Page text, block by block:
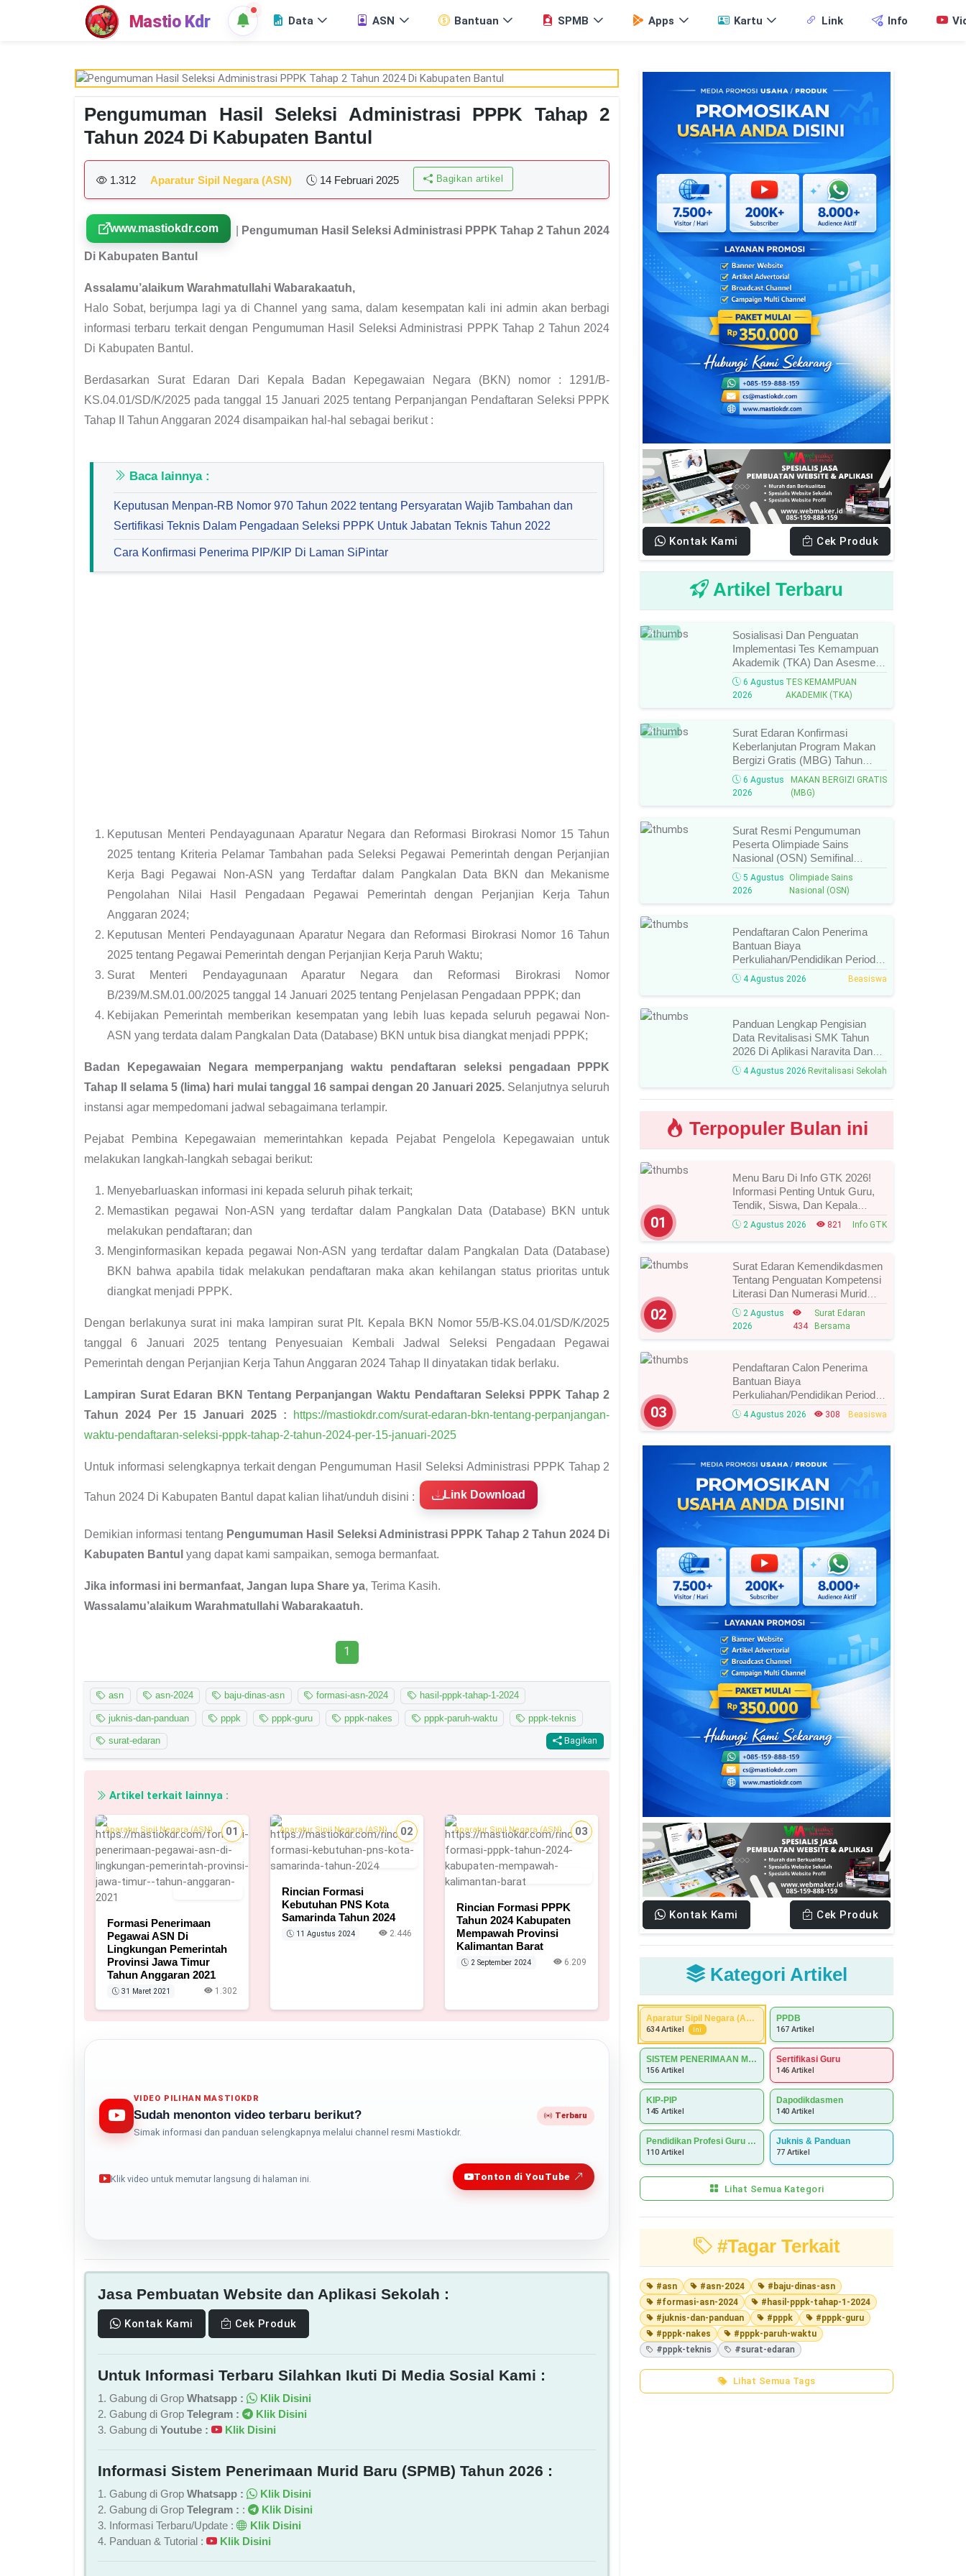
Mastio Kdr Data ASN Bantuan SPMB Apps Kartu Link Info
Pengumuman Hasil Seleksi Administrasi PPPK Tahap 2
Tahun 2024 Di Kabupaten Bantul
1.312 Aparatur Sipil Negara (ASN) 14 Februari 2025 Bagikan artikel
www.mastiokdr.com Pengumuman Hasil Seleksi Administrasi PPPK Tahap 2 Tahun 2024
Di Kabupaten Bantul
Assalamu’alaikum Warahmatullahi Wabarakaatuh,
Halo Sobat, berjumpa lagi ya di Channel yang sama, dalam kesempatan kali ini admin akan berbagi
informasi terbaru terkait dengan Pengumuman Hasil Seleksi Administrasi PPPK Tahap 2 Tahun 2024
Di Kabupaten Bantul.
Berdasarkan Surat Edaran Dari Kepala Badan Kepegawaian Negara (BKN) nomor : 1291/B-
KS.04.01/SD/K/2025 pada tanggal 15 Januari 2025 tentang Perpanjangan Pendaftaran Seleksi PPPK
Tahap II Tahun Anggaran 2024 disampaikan hal-hal sebagai berikut :
Baca lainnya :
Keputusan Menpan-RB Nomor 970 Tahun 2022 tentang Persyaratan Wajib Tambahan dan
Sertifikasi Teknis Dalam Pengadaan Seleksi PPPK Untuk Jabatan Teknis Tahun 2022
Cara Konfirmasi Penerima PIP/KIP Di Laman SiPintar
Keputusan Menteri Pendayagunaan Aparatur Negara dan Reformasi Birokrasi Nomor 15 Tahun
2025 tentang Kriteria Pelamar Tambahan pada Seleksi Pegawai Pemerintah dengan Perjanjian
Kerja Bagi Pegawai Non-ASN yang Terdaftar dalam Pangkalan Data BKN dan Mekanisme
Pengolahan Nilai Hasil Pengadaan Pegawai Pemerintah dengan Perjanjian Kerja Tahun
Anggaran 2024;
Keputusan Menteri Pendayagunaan Aparatur Negara dan Reformasi Birokrasi Nomor 16 Tahun
2025 tentang Pegawai Pemerintah dengan Perjanjian Kerja Paruh Waktu;
Surat Menteri Pendayagunaan Aparatur Negara dan Reformasi Birokrasi Nomor
B/239/M.SM.01.00/2025 tanggal 14 Januari 2025 tentang Penjelasan Pengadaan PPPK; dan
Kebijakan Pemerintah memberikan kesempatan yang lebih luas kepada seluruh pegawai Non-
ASN yang terdata dalam Pangkalan Data (Database) BKN untuk bisa diangkat menjadi PPPK;
Badan Kepegawaian Negara memperpanjang waktu pendaftaran seleksi pengadaan PPPK
Tahap II selama 5 (lima) hari mulai tanggal 16 sampai dengan 20 Januari 2025. Selanjutnya seluruh
instansi agar mempedomani jadwal sebagaimana terlampir.
Pejabat Pembina Kepegawaian memerintahkan kepada Pejabat Pengelola Kepegawaian untuk
melakukan langkah-langkah sebagai berikut:
Menyebarluaskan informasi ini kepada seluruh pihak terkait;
Memastikan pegawai Non-ASN yang terdaftar dalam Pangkalan Data (Database) BKN untuk
melakukan pendaftaran; dan
Menginformasikan kepada pegawai Non-ASN yang terdaftar dalam Pangkalan Data (Database)
BKN bahwa apabila tidak melakukan pendaftaran maka akan kehilangan status prioritas untuk
diangkat menjadi PPPK.
Dengan berlakunya surat ini maka lampiran surat Plt. Kepala BKN Nomor 55/B-KS.04.01/SD/K/2025
tanggal 6 Januari 2025 tentang Penyesuaian Kembali Jadwal Seleksi Pengadaan Pegawai
Pemerintah dengan Perjanjian Kerja Tahun Anggaran 2024 Tahap II dinyatakan tidak berlaku.
Lampiran Surat Edaran BKN Tentang Perpanjangan Waktu Pendaftaran Seleksi PPPK Tahap 2
Tahun 2024 Per 15 Januari 2025 : https://mastiokdr.com/surat-edaran-bkn-tentang-perpanjangan-
waktu-pendaftaran-seleksi-pppk-tahap-2-tahun-2024-per-15-januari-2025
Untuk informasi selengkapnya terkait dengan Pengumuman Hasil Seleksi Administrasi PPPK Tahap 2
Tahun 2024 Di Kabupaten Bantul dapat kalian lihat/unduh disini : Link Download
Demikian informasi tentang Pengumuman Hasil Seleksi Administrasi PPPK Tahap 2 Tahun 2024 Di
Kabupaten Bantul yang dapat kami sampaikan, semoga bermanfaat.
Jika informasi ini bermanfaat, Jangan lupa Share ya, Terima Kasih.
Wassalamu’alaikum Warahmatullahi Wabarakaatuh.
1
asn asn-2024 baju-dinas-asn formasi-asn-2024 hasil-pppk-tahap-1-2024
juknis-dan-panduan pppk pppk-guru pppk-nakes pppk-paruh-waktu pppk-teknis
surat-edaran Bagikan
Artikel terkait lainnya :
01
Aparatur Sipil Negara (ASN)
Formasi Penerimaan
Pegawai ASN Di
Lingkungan Pemerintah
Provinsi Jawa Timur
Tahun Anggaran 2021
31 Maret 2021 1.302
11 Agustus 2024
02
Aparatur Sipil Negara (ASN)
Rincian Formasi
Kebutuhan PNS Kota
Samarinda Tahun 2024
11 Agustus 2024 2.446
2 September 2024
03
Aparatur Sipil Negara (ASN)
Rincian Formasi PPPK
Tahun 2024 Kabupaten
Mempawah Provinsi
Kalimantan Barat
2 September 2024 6.209
VIDEO PILIHAN MASTIOKDR
Sudah menonton video terbaru berikut?
Simak informasi dan panduan selengkapnya melalui channel resmi Mastiokdr.
Terbaru
Klik video untuk memutar langsung di halaman ini. Tonton di YouTube
Jasa Pembuatan Website dan Aplikasi Sekolah :
Kontak Kami Cek Produk
Untuk Informasi Terbaru Silahkan Ikuti Di Media Sosial Kami :
1. Gabung di Grop Whatsapp :
Klik Disini
2. Gabung di Grop Telegram :
Klik Disini
3. Gabung di Youtube : Klik Disini
Informasi Sistem Penerimaan Murid Baru (SPMB) Tahun 2026 :
1. Gabung di Grop Whatsapp :
Klik Disini
2. Gabung di Grop Telegram : :
Klik Disini
3. Informasi Terbaru/Update :
Klik Disini
4. Panduan & Tutorial :
Klik Disini
Kontak Kami Cek Produk
Artikel Terbaru
Baru
Sosialisasi Dan Penguatan
Implementasi Tes Kemampuan
Akademik (TKA) Dan Asesmen
Nasional (AN) Jenjang SMK
Tahun 2026, Ini Jadwal, Materi,
Dan Link Mengikutinya!
6 Agustus
2026
TES KEMAMPUAN
AKADEMIK (TKA)
Baru
Surat Edaran Konfirmasi
Keberlanjutan Program Makan
Bergizi Gratis (MBG) Tahun
2026, Ini Syarat, Prosedur,
Batas Waktu, Dan Cara
Konfirmasinya!
6 Agustus
2026
MAKAN BERGIZI GRATIS
(MBG)
Surat Resmi Pengumuman
Peserta Olimpiade Sains
Nasional (OSN) Semifinal
Jenjang
SMA/MA/SMK/MAK/Sederajat
Tahun 2026, Cek Daftar Nama
Jadwal Selanjutnya!
5 Agustus
2026
Olimpiade Sains
Nasional (OSN)
Pendaftaran Calon Penerima
Bantuan Biaya
Perkuliahan/Pendidikan Periode
Agustus 2026 Resmi Dibuka,
Simak Syarat Dan Jadwal
Lengkapnya
4 Agustus 2026 Beasiswa
Panduan Lengkap Pengisian
Data Revitalisasi SMK Tahun
2026 Di Aplikasi Naravita Dan
Takola4 Agustus 2026 Revitalisasi Sekolah
Terpopuler Bulan ini
01
Menu Baru Di Info GTK 2026!
Informasi Penting Untuk Guru,
Tendik, Siswa, Dan Kepala
Sekolah, Segera Cek Ini Batas
Waktunya!
2 Agustus 2026 821 Info GTK
02
Surat Edaran Kemendikdasmen
Tentang Penguatan Kompetensi
Literasi Dan Numerasi Murid
Tahun 2026, Ini Strategi Dan
Alurnya
2 Agustus
2026
434
Surat Edaran
Bersama
03
Pendaftaran Calon Penerima
Bantuan Biaya
Perkuliahan/Pendidikan Periode
Agustus 2026 Resmi Dibuka,
Simak Syarat Dan Jadwal
Lengkapnya
4 Agustus 2026 308 Beasiswa
Kontak Kami Cek Produk
Kategori Artikel
Aparatur Sipil Negara (ASN)
634 Artikel Ini
PPDB
167 Artikel
SISTEM PENERIMAAN MURID BARU (SPMB)
156 Artikel
Sertifikasi Guru
146 Artikel
KIP-PIP
145 Artikel
Dapodikdasmen
140 Artikel
Pendidikan Profesi Guru (PPG)
110 Artikel
Juknis & Panduan
77 Artikel
Lihat Semua Kategori
#Tagar Terkait
#asn #asn-2024
#baju-dinas-asn
#formasi-asn-2024
#hasil-pppk-tahap-1-2024
#juknis-dan-panduan
#pppk
#pppk-guru
#pppk-nakes
#pppk-paruh-waktu
#pppk-teknis
#surat-edaran
Lihat Semua Tags